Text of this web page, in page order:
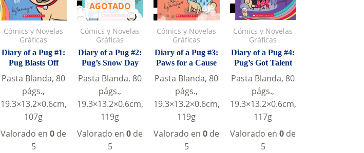
Cómics y Novelas
Gráficas
Diary of a Pug #1:
Pug Blasts Off
Pasta Blanda, 80
págs.,
19.3×13.2×0.6cm,
107g
Valorado en0 de
5
AGOTADO
Cómics y Novelas
Gráficas
Diary of a Pug #2:
Pug’s Snow Day
Pasta Blanda, 80
págs.,
19.3×13.2×0.6cm,
119g
Valorado en0 de
5
Cómics y Novelas
Gráficas
Diary of a Pug #3:
Paws for a Cause
Pasta Blanda, 80
págs.,
19.3×13.2×0.6cm,
119g
Valorado en0 de
5
Cómics y Novelas
Gráficas
Diary of a Pug #4:
Pug’s Got Talent
Pasta Blanda, 80
págs.,
19.3×13.2×0.6cm,
117g
Valorado en0 de
5